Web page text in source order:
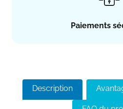
Paiements
Description